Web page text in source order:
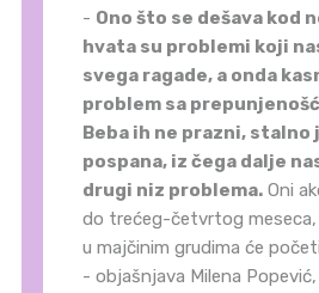
- Ono što se dešava kod
hvata su problemi koji
svega ragade, a onda
problem sa
Beba ih ne prazni, stalno
pospana, iz čega dalje
drugi niz problema. Oni
do trećeg-četvrtog meseca,
u majčinim grudima će
- objašnjava Milena